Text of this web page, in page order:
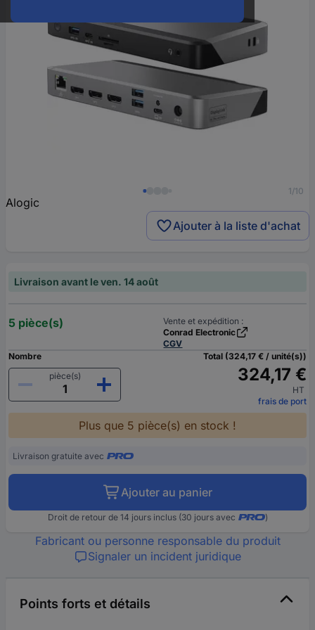
1/10
Alogic
Ajouter à la liste d'achat
Livraison avant le ven. 14 août
5 pièce(s)
Vente et expédition :
Conrad Electronic
CGV
Nombre
pièce(s)
Total (324,17 € / unité(s))
324,17 €
HT
frais de port
Plus que 5 pièce(s) en stock !
Livraison gratuite avec
Ajouter au panier
Droit de retour de 14 jours inclus (30 jours avec )
Fabricant ou personne responsable du produit
Signaler un incident juridique
Points forts et détails